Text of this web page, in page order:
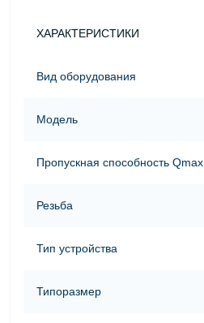
ХАРАКТЕРИСТИКИ
Вид оборудования
Модель
Пропускная способность Qmax
Резьба
Тип устройства
Типоразмер